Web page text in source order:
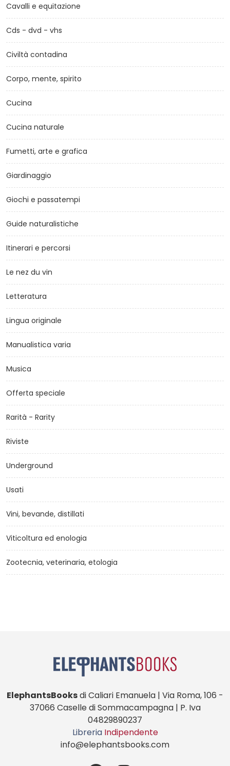
Cavalli e equitazione
Cds - dvd - vhs
Civiltà contadina
Corpo, mente, spirito
Cucina
Cucina naturale
Fumetti, arte e grafica
Giardinaggio
Giochi e passatempi
Guide naturalistiche
Itinerari e percorsi
Le nez du vin
Letteratura
Lingua originale
Manualistica varia
Musica
Offerta speciale
Rarità - Rarity
Riviste
Underground
Usati
Vini, bevande, distillati
Viticoltura ed enologia
Zootecnia, veterinaria, etologia
ElephantsBooksdi Caliari Emanuela | Via Roma, 106 -
37066 Caselle di Sommacampagna | P. Iva
04829890237
Libreria Indipendente
info@elephantsbooks.com